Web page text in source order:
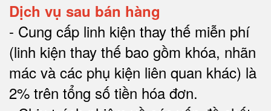
Dịch vụ sau bán hàng
- Cung cấp linh kiện thay thế miễn phí
(linh kiện thay thế bao gồm khóa, nhãn
mác và các phụ kiện liên quan khác) là
2% trên tổng số tiền hóa đơn.